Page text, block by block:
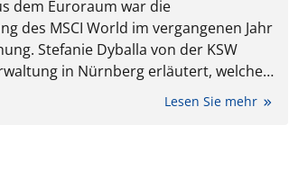
dem Euroraum war die
des MSCI World im vergangenen Jahr
Stefanie Dyballa von der KSW
in Nürnberg erläutert, welche
haben und geht der Frage nach,
Lesen Sie mehr